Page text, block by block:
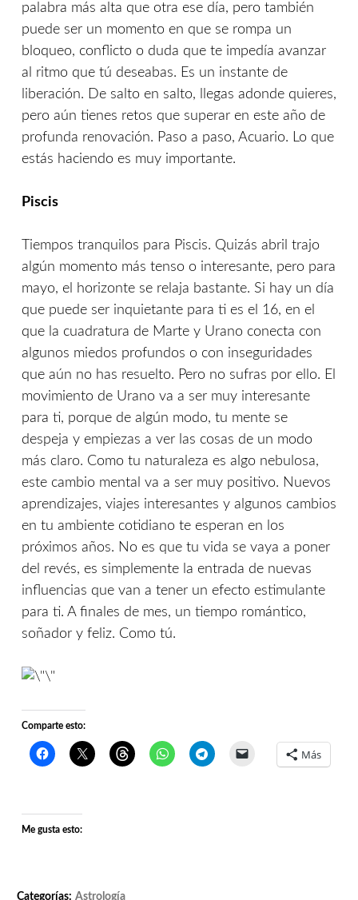
palabra más alta que otra ese día, pero también
puede ser un momento en que se rompa un
bloqueo, conflicto o duda que te impedía avanzar
al ritmo que tú deseabas. Es un instante de
liberación. De salto en salto, llegas adonde quieres,
pero aún tienes retos que superar en este año de
profunda renovación. Paso a paso, Acuario. Lo que
estás haciendo es muy importante.
Piscis
Tiempos tranquilos para Piscis. Quizás abril trajo
algún momento más tenso o interesante, pero para
mayo, el horizonte se relaja bastante. Si hay un día
que puede ser inquietante para ti es el 16, en el
que la cuadratura de Marte y Urano conecta con
algunos miedos profundos o con inseguridades
que aún no has resuelto. Pero no sufras por ello. El
movimiento de Urano va a ser muy interesante
para ti, porque de algún modo, tu mente se
despeja y empiezas a ver las cosas de un modo
más claro. Como tu naturaleza es algo nebulosa,
este cambio mental va a ser muy positivo. Nuevos
aprendizajes, viajes interesantes y algunos cambios
en tu ambiente cotidiano te esperan en los
próximos años. No es que tu vida se vaya a poner
del revés, es simplemente la entrada de nuevas
influencias que van a tener un efecto estimulante
para ti. A finales de mes, un tiempo romántico,
soñador y feliz. Como tú.
Comparte esto:
Más
Me gusta esto:
Categorías: Astrología